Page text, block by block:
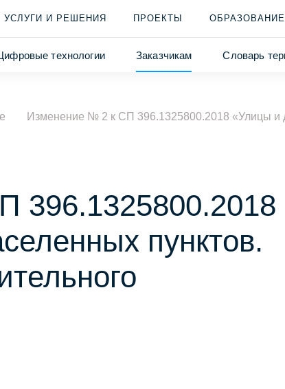
УСЛУГИ И РЕШЕНИЯ ПРОЕКТЫ ОБРАЗОВАНИЕ
технологии Заказчикам Словарь
Изменение № 2 к СП 396.1325800.2018 «Улицы и
396.1325800.2018
пунктов.